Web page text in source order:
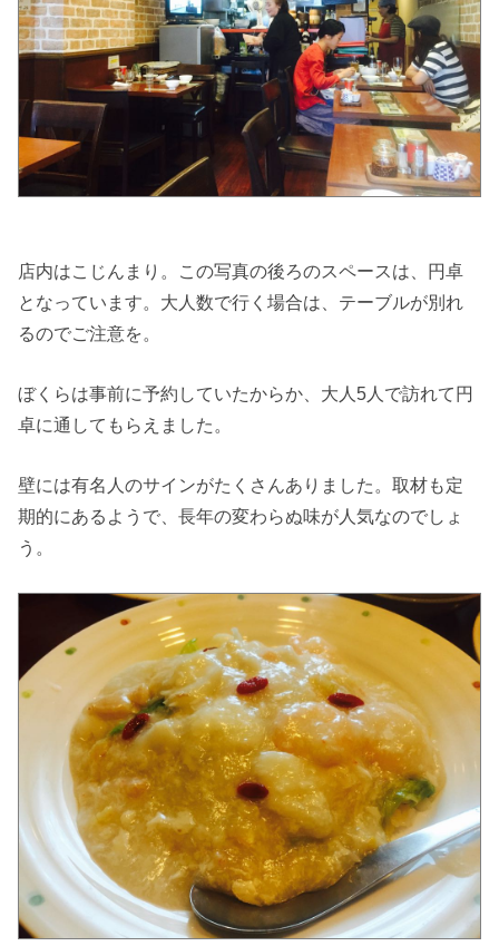
店内はこじんまり。この写真の後ろのスペースは、円卓
となっています。大人数で行く場合は、テーブルが別れ
るのでご注意を。
ぼくらは事前に予約していたからか、大人5人で訪れて円
卓に通してもらえました。
壁には有名人のサインがたくさんありました。取材も定
期的にあるようで、長年の変わらぬ味が人気なのでしょ
う。